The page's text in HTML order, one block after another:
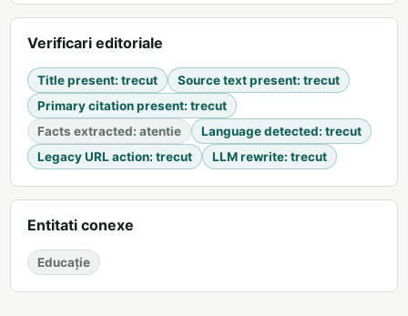
Verificari editoriale
Title present: trecut Source text present: trecut
Primary citation present: trecut
Facts extracted: atentie Language detected: trecut
Legacy URL action: trecut LLM rewrite: trecut
Entitati conexe
Educație